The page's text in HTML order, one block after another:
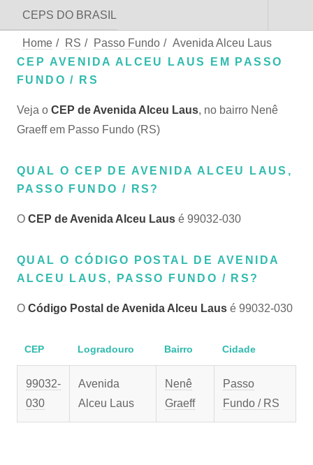
CEPS DO BRASIL
Home / RS / Passo Fundo / Avenida Alceu Laus
CEP AVENIDA ALCEU LAUS EM PASSO
FUNDO / RS
Veja o CEP de Avenida Alceu Laus, no bairro Nenê
Graeff em Passo Fundo (RS)
QUAL O CEP DE AVENIDA ALCEU LAUS,
PASSO FUNDO / RS?
O CEP de Avenida Alceu Laus é 99032-030
QUAL O CÓDIGO POSTAL DE AVENIDA
ALCEU LAUS, PASSO FUNDO / RS?
O Código Postal de Avenida Alceu Laus é 99032-030
CEP Logradouro Bairro Cidade
99032-
030
Avenida
Alceu Laus
Nenê
Graeff
Passo
Fundo / RS